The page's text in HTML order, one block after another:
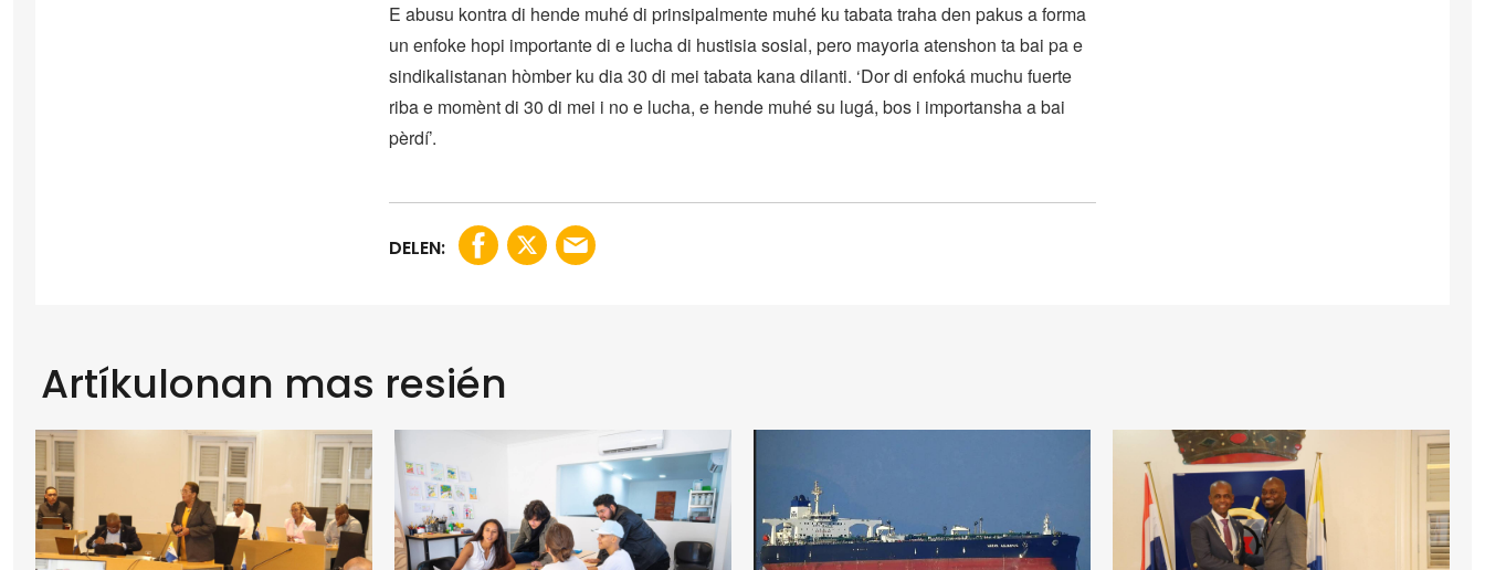
E abusu kontra di hende muhé di prinsipalmente muhé ku tabata traha den pakus a forma
un enfoke hopi importante di e lucha di hustisia sosial, pero mayoria atenshon ta bai pa e
sindikalistanan hòmber ku dia 30 di mei tabata kana dilanti. ‘Dor di enfoká muchu fuerte
riba e momènt di 30 di mei i no e lucha, e hende muhé su lugá, bos i importansha a bai
pèrdí’.
DELEN:
Artíkulonan mas resién